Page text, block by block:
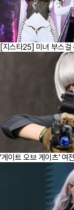
[지스타25] 미녀 부스
'게이트 오브 게이츠' 여